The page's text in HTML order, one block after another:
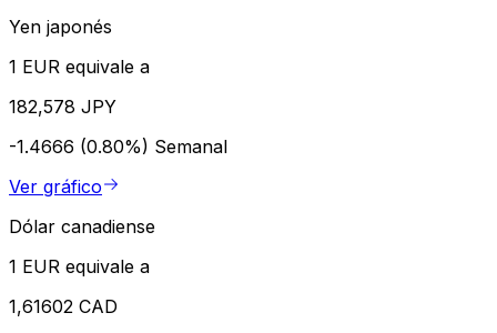
Yen japonés
1 EUR equivale a
182,578 JPY
-1.4666 (0.80%) Semanal
Ver gráfico
Dólar canadiense
1 EUR equivale a
1,61602 CAD